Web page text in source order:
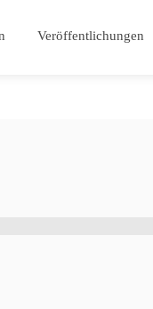
Veröffentlichungen